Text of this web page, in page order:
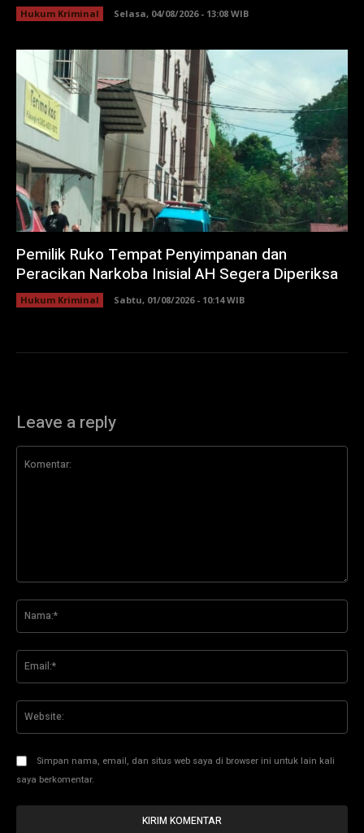
Hukum Kriminal Selasa, 04/08/2026 - 13:08 WIB
Pemilik Ruko Tempat Penyimpanan dan
Peracikan Narkoba Inisial AH Segera Diperiksa
Hukum Kriminal Sabtu, 01/08/2026 - 10:14 WIB
Leave a reply
Simpan nama, email, dan situs web saya di browser ini untuk lain kali
saya berkomentar.